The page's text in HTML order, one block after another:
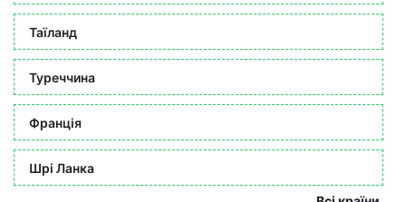
Таїланд
Туреччина
Франція
Шрі Ланка